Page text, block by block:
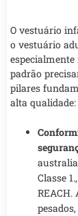
O vestuário
o vestuário
padrão
pilares
alta qualidade:
Classe 1.,